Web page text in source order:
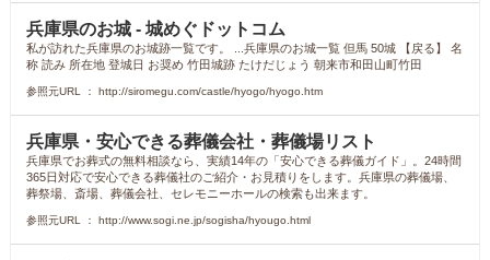
兵庫県のお城 - 城めぐドットコム
私が訪れた兵庫県のお城跡一覧です。 ...兵庫県のお城一覧 但馬 50城 【戻る】 名
称 読み 所在地 登城日 お奨め 竹田城跡 たけだじょう 朝来市和田山町竹田
参照元URL ： http://siromegu.com/castle/hyogo/hyogo.htm
兵庫県・安心できる葬儀会社・葬儀場リスト
兵庫県でお葬式の無料相談なら、実績14年の「安心できる葬儀ガイド」。24時間
365日対応で安心できる葬儀社のご紹介・お見積りをします。兵庫県の葬儀場、
葬祭場、斎場、葬儀会社、セレモニーホールの検索も出来ます。
参照元URL ： http://www.sogi.ne.jp/sogisha/hyougo.html